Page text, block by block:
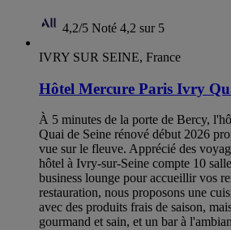
4,2/5 Noté 4,2 sur 5
IVRY SUR SEINE, France
Hôtel Mercure Paris Ivry
À 5 minutes de la porte de Bercy,
Quai de Seine rénové début 2026
vue sur le fleuve. Apprécié des
hôtel à Ivry-sur-Seine compte 10
business lounge pour accueillir vos
restauration, nous proposons une
avec des produits frais de saison,
gourmand et sain, et un bar à